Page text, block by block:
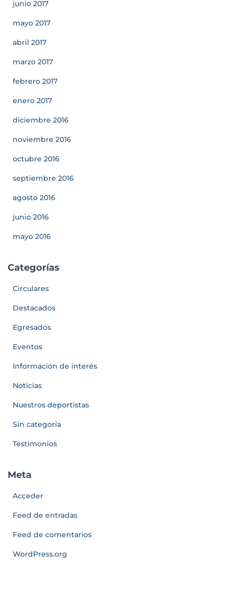
junio 2017
mayo 2017
abril 2017
marzo 2017
febrero 2017
enero 2017
diciembre 2016
noviembre 2016
octubre 2016
septiembre 2016
agosto 2016
junio 2016
mayo 2016
Categorías
Circulares
Destacados
Egresados
Eventos
Información de interés
Noticias
Nuestros deportistas
Sin categoría
Testimonios
Meta
Acceder
Feed de entradas
Feed de comentarios
WordPress.org